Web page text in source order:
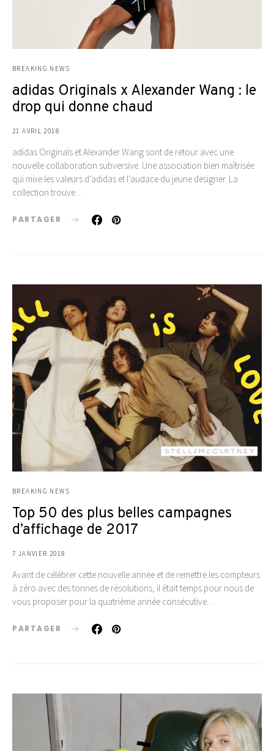
BREAKING NEWS
adidas Originals x Alexander Wang : le
drop qui donne chaud
21 AVRIL 2018
adidas Originals et Alexander Wang sont de retour avec une
nouvelle collaboration subversive. Une association bien maîtrisée
qui mixe les valeurs d’adidas et l’audace du jeune designer. La
collection trouve…
PARTAGER
BREAKING NEWS
Top 50 des plus belles campagnes
d’affichage de 2017
7 JANVIER 2018
Avant de célébrer cette nouvelle année et de remettre les compteurs
à zéro avec des tonnes de résolutions, il était temps pour nous de
vous proposer pour la quatrième année consécutive…
PARTAGER